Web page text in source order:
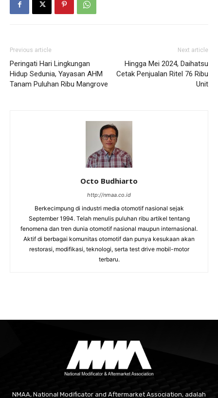
Previous article
Peringati Hari Lingkungan
Hidup Sedunia, Yayasan AHM
Tanam Puluhan Ribu Mangrove
Next article
Hingga Mei 2024, Daihatsu
Cetak Penjualan Ritel 76 Ribu
Unit
Octo Budhiarto
http://nmaa.co.id
Berkecimpung di industri media otomotif nasional sejak
September 1994. Telah menulis puluhan ribu artikel tentang
fenomena dan tren dunia otomotif nasional maupun internasional.
Aktif di berbagai komunitas otomotif dan punya kesukaan akan
restorasi, modifikasi, teknologi, serta test drive mobil-motor
terbaru.
NMAA, National Modificator and Aftermarket Association, adalah